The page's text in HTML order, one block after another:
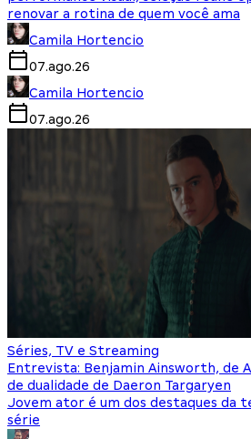
renovar a rotina de quem você ama
Camila Hortencio
07.ago.26
Camila Hortencio
07.ago.26
Séries, TV e Streaming
Entrevista: Benjamin Ainsworth, de
de dualidade de Daeron Targaryen
Jovem ator é um dos destaques da
série